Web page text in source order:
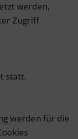
werden,
Zugriff
statt.
werden für die